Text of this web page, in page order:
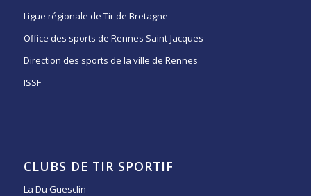
Ligue régionale de Tir de Bretagne
Office des sports de Rennes Saint-Jacques
Direction des sports de la ville de Rennes
ISSF
CLUBS DE TIR SPORTIF
La Du Guesclin